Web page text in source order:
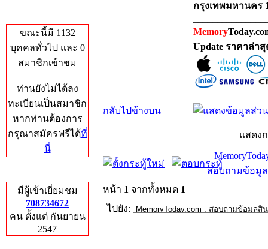
ขณะนี้มี 1132
บุคคลทั่วไป และ 0
สมาชิกเข้าชม
ท่านยังไม่ได้ลง
ทะเบียนเป็นสมาชิก
หากท่านต้องการ
กรุณาสมัครฟรีได้ที่
นี่
มีผู้เข้าเยี่ยมชม
708734672
คน ตั้งแต่ กันยายน
2547
กรุงเทพมหานคร
Memory
Update ราคาล่า
กลับไปข้างบน
แสดง
สอบถามข้อมู
หน้า 1 จากทั้งหมด 1
ไปยัง: